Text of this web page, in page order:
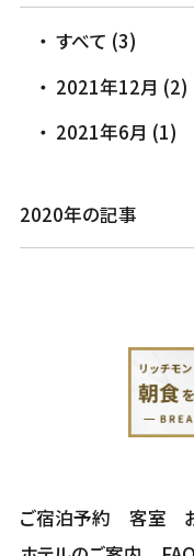
すべて (3)
2021年12月 (2)
2021年6月 (1)
2020年の記事
ご宿泊予約 客室